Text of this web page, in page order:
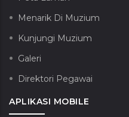
Menarik Di Muzium
Kunjungi Muzium
Galeri
Direktori Pegawai
APLIKASI MOBILE